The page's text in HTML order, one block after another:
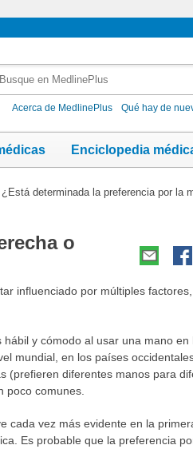
Acerca de MedlinePlus Qué hay de
Enciclopedia
¿Está determinada la preferencia por la
o
influenciado por múltiples
y cómodo al usar una mano en
mundial, en los países
(prefieren diferentes manos para
poco comunes.
cada vez más evidente en la
Es probable que la preferencia